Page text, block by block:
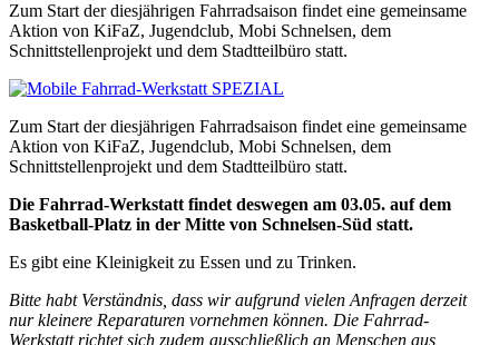
Zum Start der diesjährigen Fahrradsaison findet eine gemeinsame
Aktion von KiFaZ, Jugendclub, Mobi Schnelsen, dem
Schnittstellenprojekt und dem Stadtteilbüro statt.
Zum Start der diesjährigen Fahrradsaison findet eine gemeinsame
Aktion von KiFaZ, Jugendclub, Mobi Schnelsen, dem
Schnittstellenprojekt und dem Stadtteilbüro statt.
Die Fahrrad-Werkstatt findet deswegen am 03.05. auf dem
Basketball-Platz in der Mitte von Schnelsen-Süd statt.
Es gibt eine Kleinigkeit zu Essen und zu Trinken.
Bitte habt Verständnis, dass wir aufgrund vielen Anfragen derzeit
nur kleinere Reparaturen vornehmen können. Die Fahrrad-
Werkstatt richtet sich zudem ausschließlich an Menschen aus